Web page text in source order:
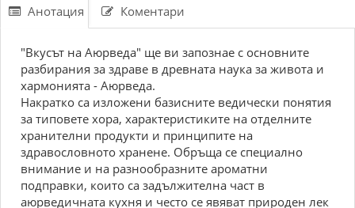
Анотация Коментари
"Вкусът на Аюрведа" ще ви запознае с основните
разбирания за здраве в древната наука за живота и
хармонията - Аюрведа.
Накратко са изложени базисните ведически понятия
за типовете хора, характеристиките на отделните
хранителни продукти и принципите на
здравословното хранене. Обръща се специално
внимание и на разнообразните ароматни
подправки, които са задължителна част в
аюрведичната кухня и често се явяват природен лек